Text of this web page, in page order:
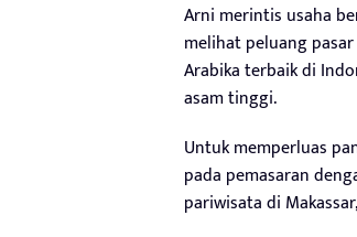
Arni merintis usaha
melihat peluang
Arabika terbaik di
asam tinggi.
Untuk memperluas
pada pemasaran
pariwisata di